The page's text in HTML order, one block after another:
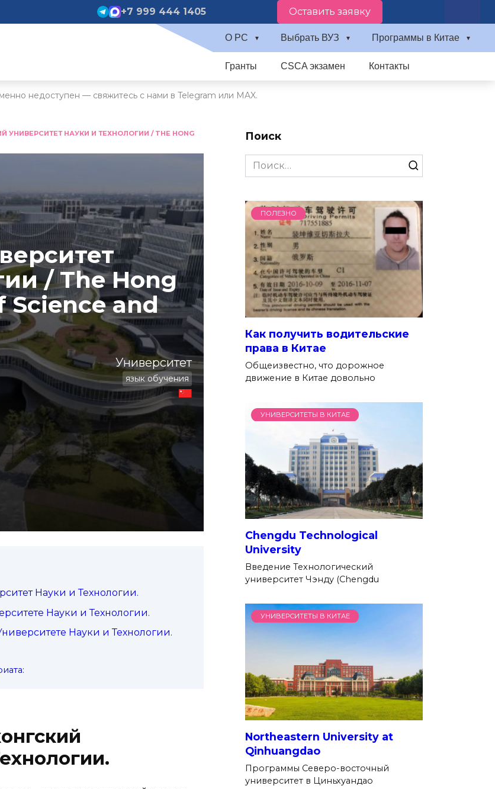
+7 999 444 1405 Оставить заявку
О PC Выбрать ВУЗ Программы в Китае
Гранты CSCA экзамен Контакты
недоступен — свяжитесь с нами в Telegram или MAX.
УНИВЕРСИТЕТ НАУКИ И ТЕХНОЛОГИИ / THE HONG
/ The Hong
Science and
Университет
язык обучения
Науки и Технологии.
Науки и Технологии.
Науки и Технологии.
Поиск
Search
for:
ПОЛЕЗНО
Как получить водительские
права в Китае
Общеизвестно, что дорожное
движение в Китае довольно
УНИВЕРСИТЕТЫ В КИТАЕ
Chengdu Technological
University
Введение Технологический
университет Чэнду (Chengdu
УНИВЕРСИТЕТЫ В КИТАЕ
Northeastern University at
Qinhuangdao
Программы Северо-восточный
университет в Циньхуандао